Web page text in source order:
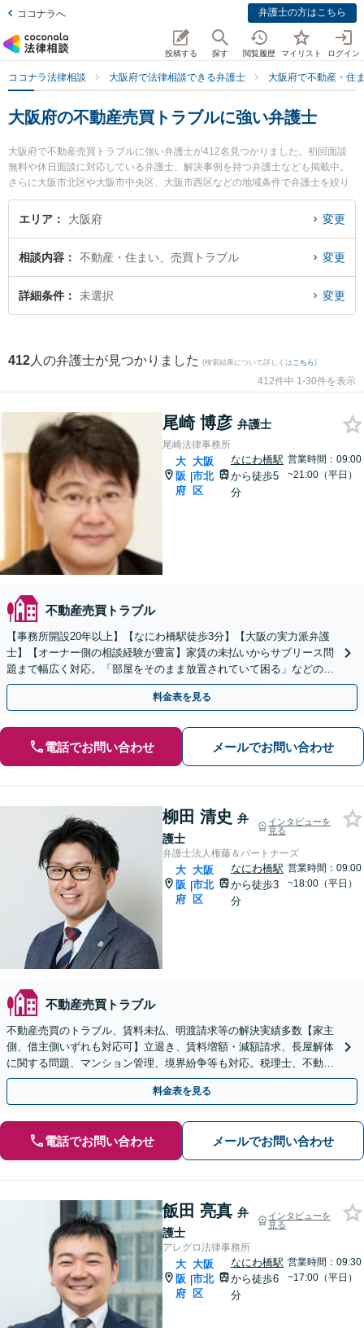
ココナラへ 弁護士の方はこちら
投稿する 探す 閲覧履歴 マイリスト ログイン
ココナラ法律相談 大阪府で法律相談できる弁護士 大阪府で不動産・住
大阪府の不動産売買トラブルに強い弁護士
大阪府で不動産売買トラブルに強い弁護士が412名見つかりました。初回面談
無料や休日面談に対応している弁護士、解決事例を持つ弁護士なども掲載中。
さらに大阪市北区や大阪市中央区、大阪市西区などの地域条件で弁護士を絞り
込めます。不動産・住まいに関係する立ち退き交渉や家賃交渉、不動産契約解
除等の細かな分野での絞り込み検索もでき便利です。特に尾崎法律事務所の尾
されています。『大阪府で土日や夜間に発生した不動産売買トラブルのトラブ
ルを今すぐに弁護士に相談したい』『不動産売買トラブルのトラブル解決の実
績豊富な近くの弁護士を検索したい』『初回相談無料で不動産売買トラブルを
エリア 大阪府 変更
相談内容 不動産・住まい、売買トラブル 変更
詳細条件 未選択 変更
412 人の弁護士が見つかりました (検索結果について詳しくは こちら)
412件中 1-30件を表示
尾崎 博彦 弁護士
尾崎法律事務所
大
阪
府
|
大阪
市北
区
なにわ橋駅
から徒歩5
分
営業時間：09:00
~21:00（平日）
不動産売買トラブル
【事務所開設20年以上】【なにわ橋駅徒歩3分】【大阪の実力派弁護
士】【オーナー側の相談経験が豊富】家賃の未払いからサブリース問
題まで幅広く対応。「部屋をそのまま放置されていて困る」などの問
題も法的手段で速やかに対処します。
料金表を見る
電話でお問い合わせ メールでお問い合わせ
柳田 清史 弁
護士
インタビューを
見る
弁護士法人権藤＆パートナーズ
大
阪
府
|
大阪
市北
区
なにわ橋駅
から徒歩3
分
営業時間：09:00
~18:00（平日）
不動産売買トラブル
不動産売買のトラブル、賃料未払、明渡請求等の解決実績多数【家主
側、借主側いずれも対応可】立退き、賃料増額・減額請求、長屋解体
に関する問題、マンション管理、境界紛争等も対応。税理士、不動産
鑑定士等専門士業とも連携しトータルサポート！
料金表を見る
電話でお問い合わせ メールでお問い合わせ
飯田 亮真 弁
護士
インタビューを
見る
アレグロ法律事務所
大
阪
府
|
大阪
市北
区
なにわ橋駅
から徒歩6
分
営業時間：09:30
~17:00（平日）